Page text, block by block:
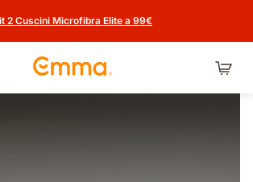
2 Cuscini Microfibra Elite a 99€